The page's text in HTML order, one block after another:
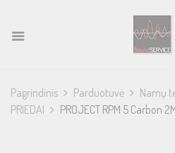
Pagrindinis Parduotuvė Namų
PRIEDAI
PROJECT RPM 5 Carbon